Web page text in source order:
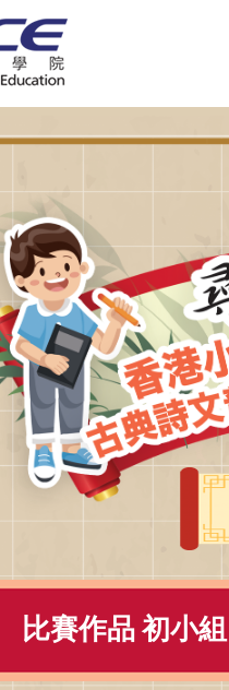
比賽作品 初小組